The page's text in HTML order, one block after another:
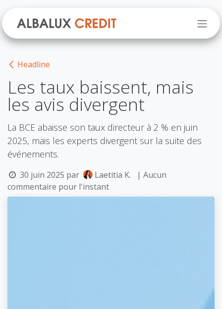
Headline
Les taux baissent, mais
les avis divergent
La BCE abaisse son taux directeur à 2 % en juin
2025, mais les experts divergent sur la suite des
événements.
30 juin 2025 par Laetitia K.
| Aucun
commentaire pour l'instant